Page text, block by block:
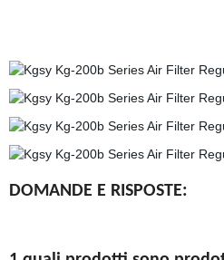
DOMANDE E RISPOSTE: